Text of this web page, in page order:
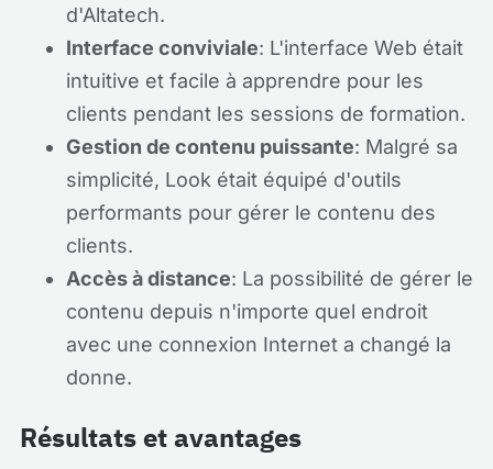
d'Altatech.
Interface conviviale: L'interface Web était
intuitive et facile à apprendre pour les
clients pendant les sessions de formation.
Gestion de contenu puissante: Malgré sa
simplicité, Look était équipé d'outils
performants pour gérer le contenu des
clients.
Accès à distance: La possibilité de gérer le
contenu depuis n'importe quel endroit
avec une connexion Internet a changé la
donne.
Résultats et avantages